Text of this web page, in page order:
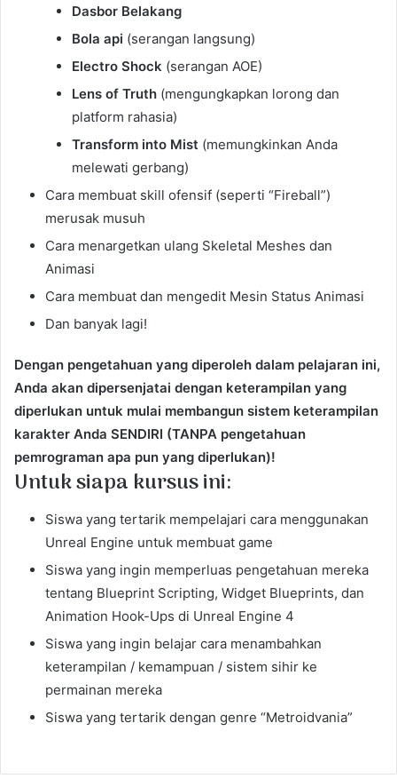
Dasbor Belakang
Bola api (serangan langsung)
Electro Shock (serangan AOE)
Lens of Truth (mengungkapkan lorong dan
platform rahasia)
Transform into Mist (memungkinkan Anda
melewati gerbang)
Cara membuat skill ofensif (seperti “Fireball”)
merusak musuh
Cara menargetkan ulang Skeletal Meshes dan
Animasi
Cara membuat dan mengedit Mesin Status Animasi
Dan banyak lagi!
Dengan pengetahuan yang diperoleh dalam pelajaran ini,
Anda akan dipersenjatai dengan keterampilan yang
diperlukan untuk mulai membangun sistem keterampilan
karakter Anda SENDIRI (TANPA pengetahuan
pemrograman apa pun yang diperlukan)!
Untuk siapa kursus ini:
Siswa yang tertarik mempelajari cara menggunakan
Unreal Engine untuk membuat game
Siswa yang ingin memperluas pengetahuan mereka
tentang Blueprint Scripting, Widget Blueprints, dan
Animation Hook-Ups di Unreal Engine 4
Siswa yang ingin belajar cara menambahkan
keterampilan / kemampuan / sistem sihir ke
permainan mereka
Siswa yang tertarik dengan genre “Metroidvania”